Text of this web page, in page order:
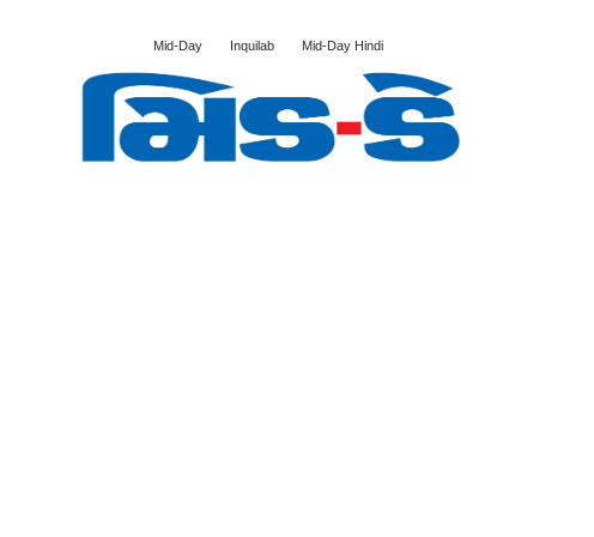
Mid-Day Inquilab Mid-Day Hindi